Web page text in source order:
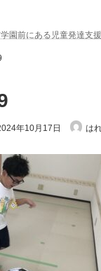
園前にある児童発達支
新
年10月17日 は